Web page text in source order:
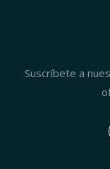
Suscríbete a